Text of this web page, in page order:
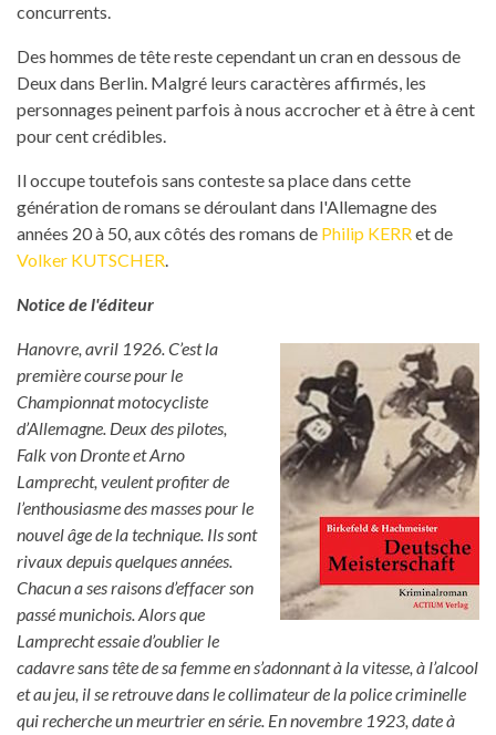
concurrents.
Des hommes de tête reste cependant un cran en dessous de
Deux dans Berlin. Malgré leurs caractères affirmés, les
personnages peinent parfois à nous accrocher et à être à cent
pour cent crédibles.
Il occupe toutefois sans conteste sa place dans cette
génération de romans se déroulant dans l'Allemagne des
années 20 à 50, aux côtés des romans de Philip KERRet de
Volker KUTSCHER.
Notice de l'éditeur
Hanovre, avril 1926. C’est la
première course pour le
Championnat motocycliste
d’Allemagne. Deux des pilotes,
Falk von Dronte et Arno
Lamprecht, veulent profiter de
l’enthousiasme des masses pour le
nouvel âge de la technique. Ils sont
rivaux depuis quelques années.
Chacun a ses raisons d’effacer son
passé munichois. Alors que
Lamprecht essaie d’oublier le
cadavre sans tête de sa femme en s’adonnant à la vitesse, à l’alcool
et au jeu, il se retrouve dans le collimateur de la police criminelle
qui recherche un meurtrier en série. En novembre 1923, date à